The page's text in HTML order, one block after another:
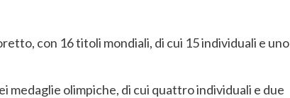
con 16 titoli mondiali, di cui 15 individuali e uno
medaglie olimpiche, di cui quattro individuali e due